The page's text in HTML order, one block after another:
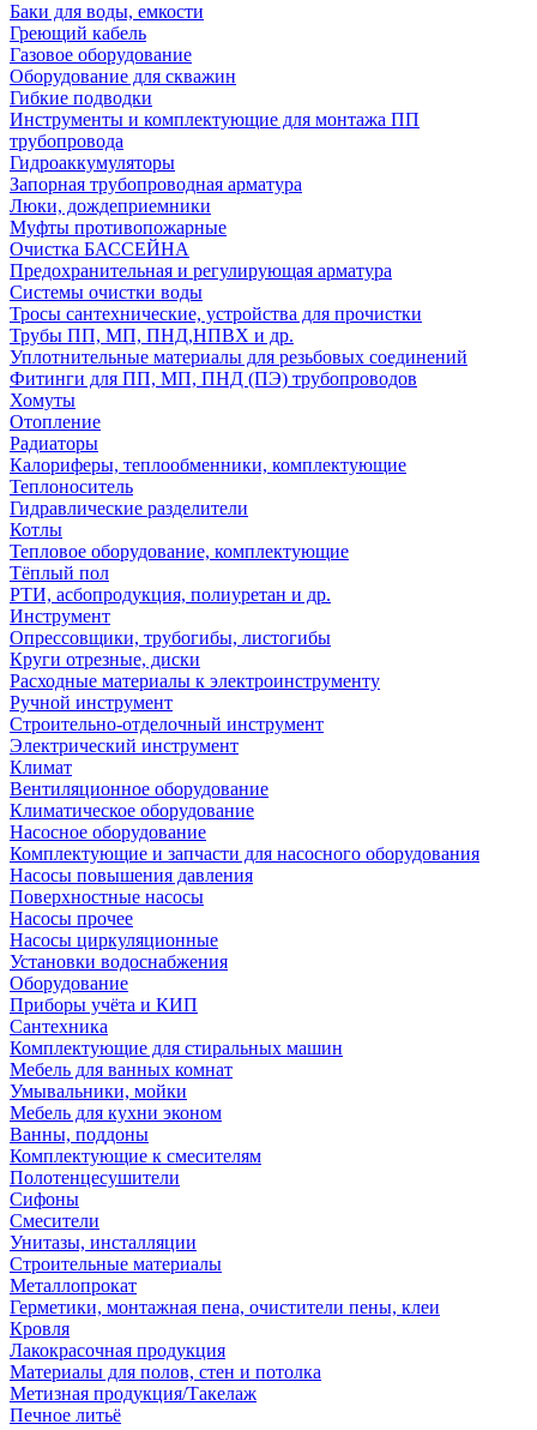
Баки для воды, емкости
Греющий кабель
Газовое оборудование
Оборудование для скважин
Гибкие подводки
Инструменты и комплектующие для монтажа ПП
трубопровода
Гидроаккумуляторы
Запорная трубопроводная арматура
Люки, дождеприемники
Муфты противопожарные
Очистка БАССЕЙНА
Предохранительная и регулирующая арматура
Системы очистки воды
Тросы сантехнические, устройства для прочистки
Трубы ПП, МП, ПНД,НПВХ и др.
Уплотнительные материалы для резьбовых соединений
Фитинги для ПП, МП, ПНД (ПЭ) трубопроводов
Хомуты
Отопление
Радиаторы
Калориферы, теплообменники, комплектующие
Теплоноситель
Гидравлические разделители
Котлы
Тепловое оборудование, комплектующие
Тёплый пол
РТИ, асбопродукция, полиуретан и др.
Инструмент
Опрессовщики, трубогибы, листогибы
Круги отрезные, диски
Расходные материалы к электроинструменту
Ручной инструмент
Строительно-отделочный инструмент
Электрический инструмент
Климат
Вентиляционное оборудование
Климатическое оборудование
Насосное оборудование
Комплектующие и запчасти для насосного оборудования
Насосы повышения давления
Поверхностные насосы
Насосы прочее
Насосы циркуляционные
Установки водоснабжения
Оборудование
Приборы учёта и КИП
Сантехника
Комплектующие для стиральных машин
Мебель для ванных комнат
Умывальники, мойки
Мебель для кухни эконом
Ванны, поддоны
Комплектующие к смесителям
Полотенцесушители
Сифоны
Смесители
Унитазы, инсталляции
Строительные материалы
Металлопрокат
Герметики, монтажная пена, очистители пены, клеи
Кровля
Лакокрасочная продукция
Материалы для полов, стен и потолка
Метизная продукция/Такелаж
Печное литьё